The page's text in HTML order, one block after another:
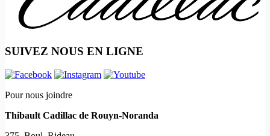
SUIVEZ NOUS EN LIGNE
Pour nous joindre
Thibault Cadillac de Rouyn-Noranda